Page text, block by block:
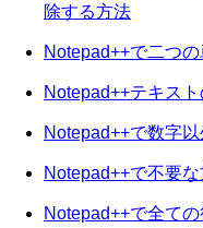
除する方法
Notepad++で二つ
Notepad++テキス
Notepad++で数字
Notepad++で不要
Notepad++で全て